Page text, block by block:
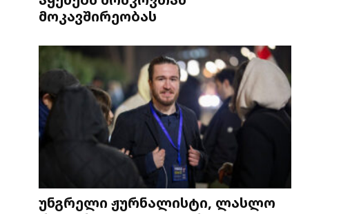
მოკავშირეობას
უნგრელი ჟურნალისტი, ლასლო